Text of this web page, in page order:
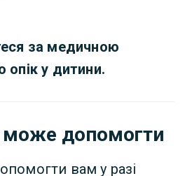
за медичною
у дитини.
може допомогти
вам у разі